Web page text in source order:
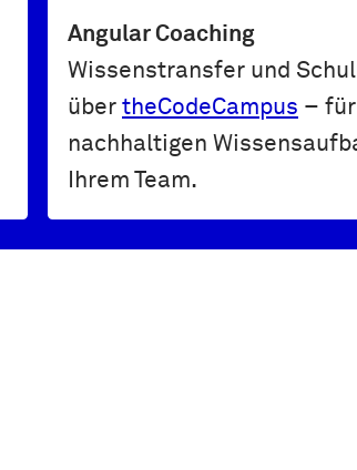
Angular Coaching
Wissenstransfer und
über theCodeCampus – für
nachhaltigen
Ihrem Team.